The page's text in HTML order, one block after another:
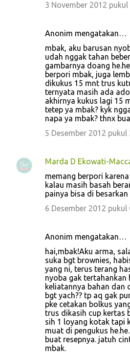
3 November 2012 pukul
Anonim mengatakan…
mbak, aku barusan
udah nggak tahan
gambarnya doang
berpori mbak, juga
dikukus 15 mnt trus
ternyata masih ada
akhirnya kukus lagi 15
tetep ya mbak? kyk
napa ya mbak? thnx
5 Desember 2012 pukul
Marda D Ekowati-
memang berpori
kalau masih basah
painya bisa di besarkan
6 Desember 2012 pukul
Anonim mengatakan…
hai,mbak!Aku arma,
suka bgt brownies,
yang ni, terus terang
nyoba gak tertahankan
keliatannya bahan dan
bgt yach?? tp aq gak
pke cetakan bolkus
trus dikasih cup kertas
sih 1 loyang kotak tapi
muat di pengukus
buat resepnya. jatuh
mbak.